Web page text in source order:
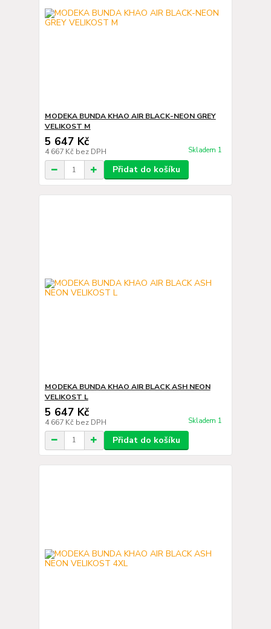
MODEKA BUNDA KHAO AIR BLACK-NEON GREY
VELIKOST M
5 647 Kč
4 667 Kč bez DPH Skladem 1
Přidat do košíku
MODEKA BUNDA KHAO AIR BLACK ASH NEON
VELIKOST L
5 647 Kč
4 667 Kč bez DPH Skladem 1
Přidat do košíku